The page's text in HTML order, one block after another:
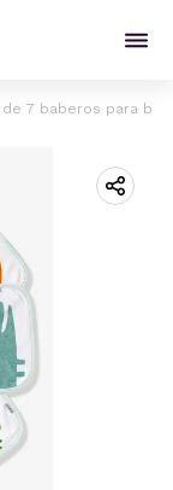
7 baberos para